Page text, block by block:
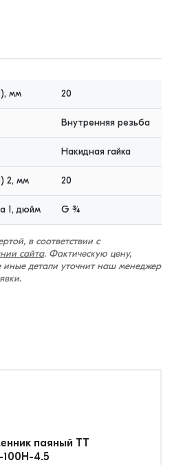
мм 20
Внутренняя резьба
Накидная гайка
2, мм 20
1, дюйм G ¾
в соответствии с
сайта. Фактическую цену,
иные детали уточнит наш менеджер
паяный ТТ
100Н-4.5